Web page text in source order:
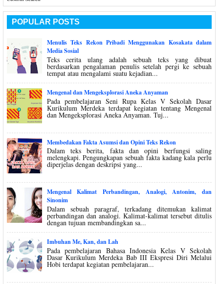
POPULAR POSTS
Menulis Teks Rekon Pribadi Menggunakan Kosakata dalam
Media Sosial
Teks cerita ulang adalah sebuah teks yang dibuat
berdasarkan pengalaman penulis setelah pergi ke sebuah
tempat atau mengalami suatu kejadian...
Mengenal dan Mengeksplorasi Aneka Anyaman
Pada pembelajaran Seni Rupa Kelas V Sekolah Dasar
Kurikulum Merdeka terdapat kegiatan tentang Mengenal
dan Mengeksplorasi Aneka Anyaman. Tuj...
Membedakan Fakta Asumsi dan Opini Teks Rekon
Dalam teks berita, fakta dan opini berfungsi saling
melengkapi. Pengungkapan sebuah fakta kadang kala perlu
diperjelas dengan deskripsi yang...
Mengenal Kalimat Perbandingan, Analogi, Antonim, dan
Sinonim
Dalam sebuah paragraf, terkadang ditemukan kalimat
perbandingan dan analogi. Kalimat-kalimat tersebut ditulis
dengan tujuan membandingkan sa...
Imbuhan Me, Kan, dan Lah
Pada pembelajaran Bahasa Indonesia Kelas V Sekolah
Dasar Kurikulum Merdeka Bab III Ekspresi Diri Melalui
Hobi terdapat kegiatan pembelajaran...